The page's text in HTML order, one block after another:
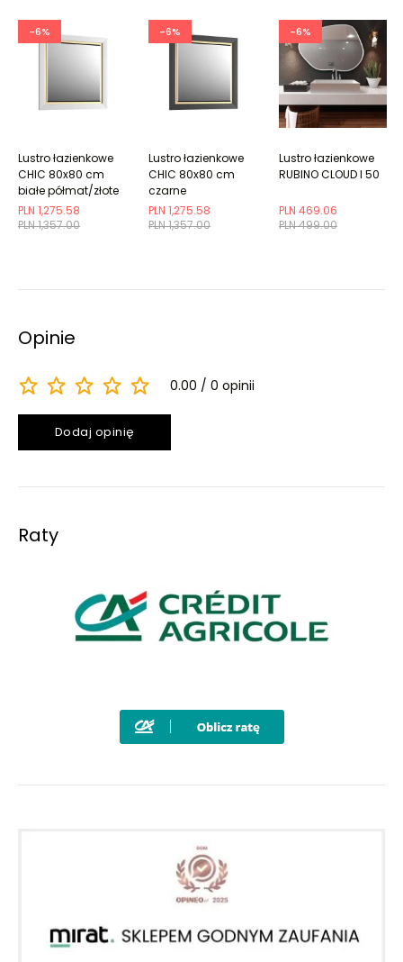
-6%
PLN 1,357.00
PLN 1,275.58
Lustro łazienkowe
CHIC 80x80 cm
białe półmat/złote
-6%
PLN 1,357.00
PLN 1,275.58
Lustro łazienkowe
CHIC 80x80 cm
czarne
półmat/złote
-6%
PLN 499.00
PLN 469.06
Lustro łazienkowe
RUBINO CLOUD I 50
Opinie
0.00 0 opinii
Dodaj opinię
Raty